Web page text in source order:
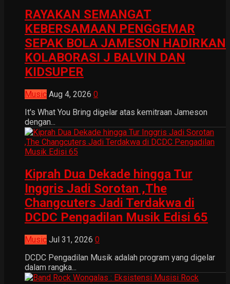
RAYAKAN SEMANGAT
KEBERSAMAAN PENGGEMAR
SEPAK BOLA JAMESON HADIRKAN
KOLABORASI J BALVIN DAN
KIDSUPER
Music Aug 4, 2026 0
It's What You Bring digelar atas kemitraan Jameson
dengan...
Kiprah Dua Dekade hingga Tur
Inggris Jadi Sorotan ,The
Changcuters Jadi Terdakwa di
DCDC Pengadilan Musik Edisi 65
Music Jul 31, 2026 0
DCDC Pengadilan Musik adalah program yang digelar
dalam rangka...